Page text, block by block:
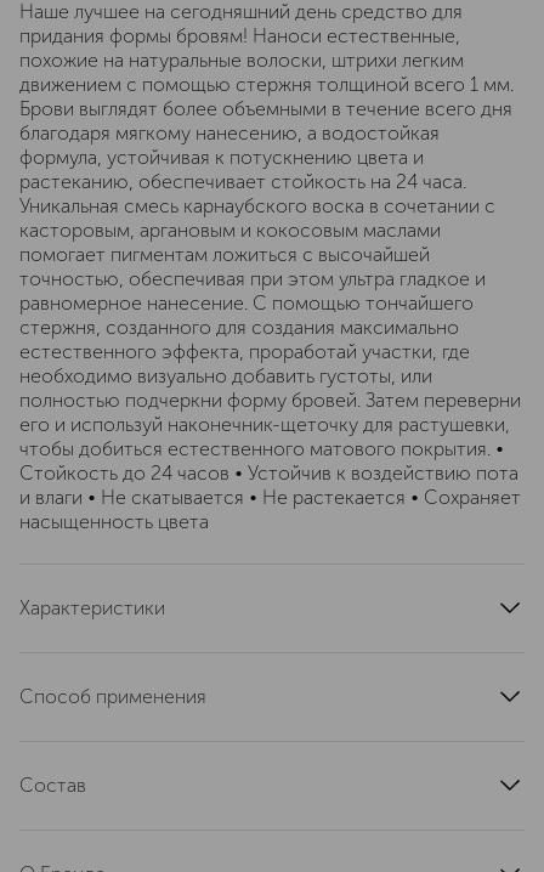
Наше лучшее на сегодняшний день средство для
придания формы бровям! Наноси естественные,
похожие на натуральные волоски, штрихи легким
движением с помощью стержня толщиной всего 1 мм.
Брови выглядят более объемными в течение всего дня
благодаря мягкому нанесению, а водостойкая
формула, устойчивая к потускнению цвета и
растеканию, обеспечивает стойкость на 24 часа.
Уникальная смесь карнаубского воска в сочетании с
касторовым, аргановым и кокосовым маслами
помогает пигментам ложиться с высочайшей
точностью, обеспечивая при этом ультра гладкое и
равномерное нанесение. С помощью тончайшего
стержня, созданного для создания максимально
естественного эффекта, проработай участки, где
необходимо визуально добавить густоты, или
полностью подчеркни форму бровей. Затем переверни
его и используй наконечник-щеточку для растушевки,
чтобы добиться естественного матового покрытия. •
Стойкость до 24 часов • Устойчив к воздействию пота
и влаги • Не скатывается • Не растекается • Сохраняет
насыщенность цвета
Характеристики
Способ применения
естественный объем и форму • Растушуй пигмент с
Состав